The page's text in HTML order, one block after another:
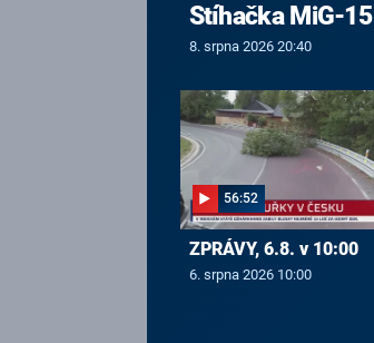
Stíhačka MiG-15
8. srpna 2026 20:40
56:52
ZPRÁVY, 6.8. v 10:00
6. srpna 2026 10:00